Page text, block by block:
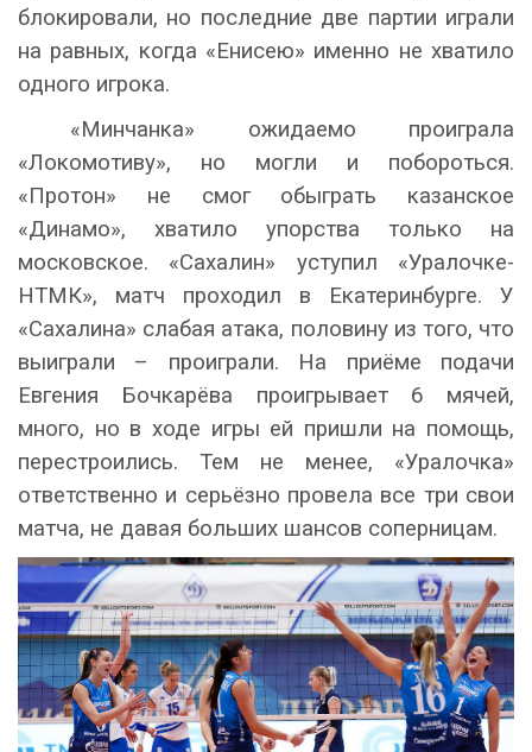
блокировали, но последние две партии играли
на равных, когда «Енисею» именно не хватило
одного игрока.
«Минчанка» ожидаемо проиграла
«Локомотиву», но могли и побороться.
«Протон» не смог обыграть казанское
«Динамо», хватило упорства только на
московское. «Сахалин» уступил «Уралочке-
НТМК», матч проходил в Екатеринбурге. У
«Сахалина» слабая атака, половину из того, что
выиграли – проиграли. На приёме подачи
Евгения Бочкарёва проигрывает 6 мячей,
много, но в ходе игры ей пришли на помощь,
перестроились. Тем не менее, «Уралочка»
ответственно и серьёзно провела все три свои
матча, не давая больших шансов соперницам.